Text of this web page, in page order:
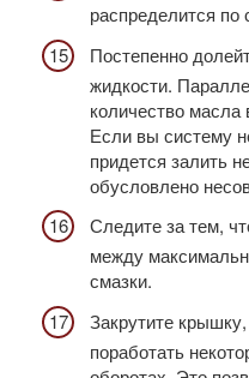
распределится по
Постепенно
жидкости.
количество
Если вы систему
придется залить
обусловлено
Следите за тем,
между
смазки.
Закрутите
поработать